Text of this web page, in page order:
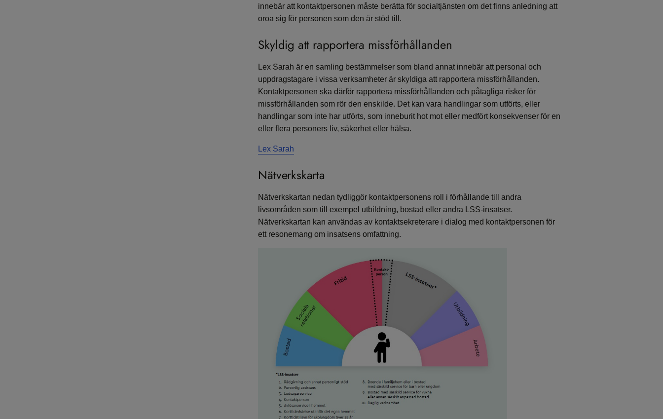
innebär att kontaktpersonen måste berätta för socialtjänsten om det finns anledning att
oroa sig för personen som den är stöd till.
Skyldig att rapportera missförhållanden
Lex Sarah är en samling bestämmelser som bland annat innebär att personal och
uppdragstagare i vissa verksamheter är skyldiga att rapportera missförhållanden.
Kontaktpersonen ska därför rapportera missförhållanden och påtagliga risker för
missförhållanden som rör den enskilde. Det kan vara handlingar som utförts, eller
handlingar som inte har utförts, som inneburit hot mot eller medfört konsekvenser för en
eller flera personers liv, säkerhet eller hälsa.
Lex Sarah
Nätverkskarta
Nätverkskartan nedan tydliggör kontaktpersonens roll i förhållande till andra
livsområden som till exempel utbildning, bostad eller andra LSS-insatser.
Nätverkskartan kan användas av kontaktsekreterare i dialog med kontaktpersonen för
ett resonemang om insatsens omfattning.